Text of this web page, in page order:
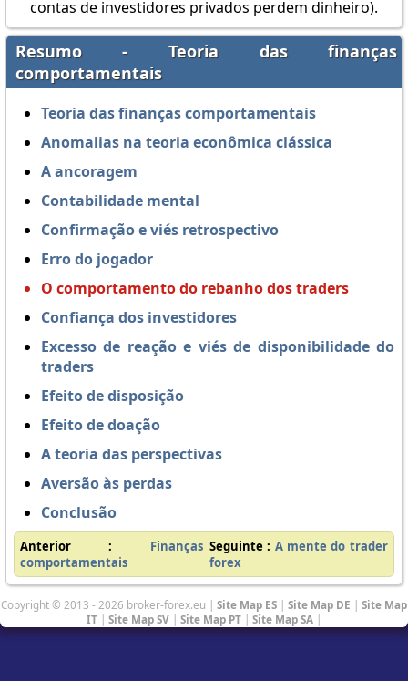
contas de investidores privados perdem dinheiro).
Resumo - Teoria das finanças
comportamentais
Teoria das finanças comportamentais
Anomalias na teoria econômica clássica
A ancoragem
Contabilidade mental
Confirmação e viés retrospectivo
Erro do jogador
O comportamento do rebanho dos traders
Confiança dos investidores
Excesso de reação e viés de disponibilidade do
traders
Efeito de disposição
Efeito de doação
A teoria das perspectivas
Aversão às perdas
Conclusão
Anterior : Finanças
comportamentais
Seguinte : A mente do trader
forex
Copyright © 2013 - 2026 broker-forex.eu | Site Map ES | Site Map DE | Site Map
IT | Site Map SV | Site Map PT | Site Map SA |